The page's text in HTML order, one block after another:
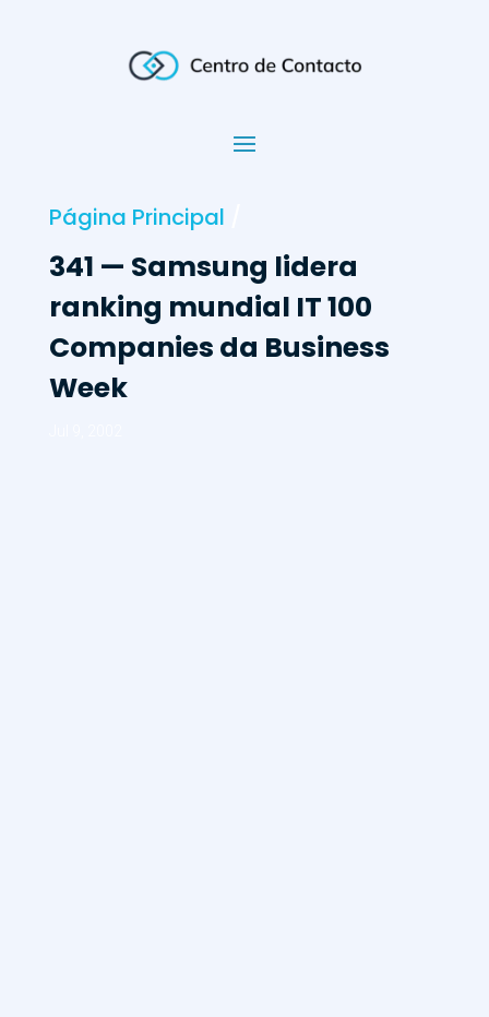
Página Principal
341 — Samsung lidera
ranking mundial IT 100
Companies da Business
Week